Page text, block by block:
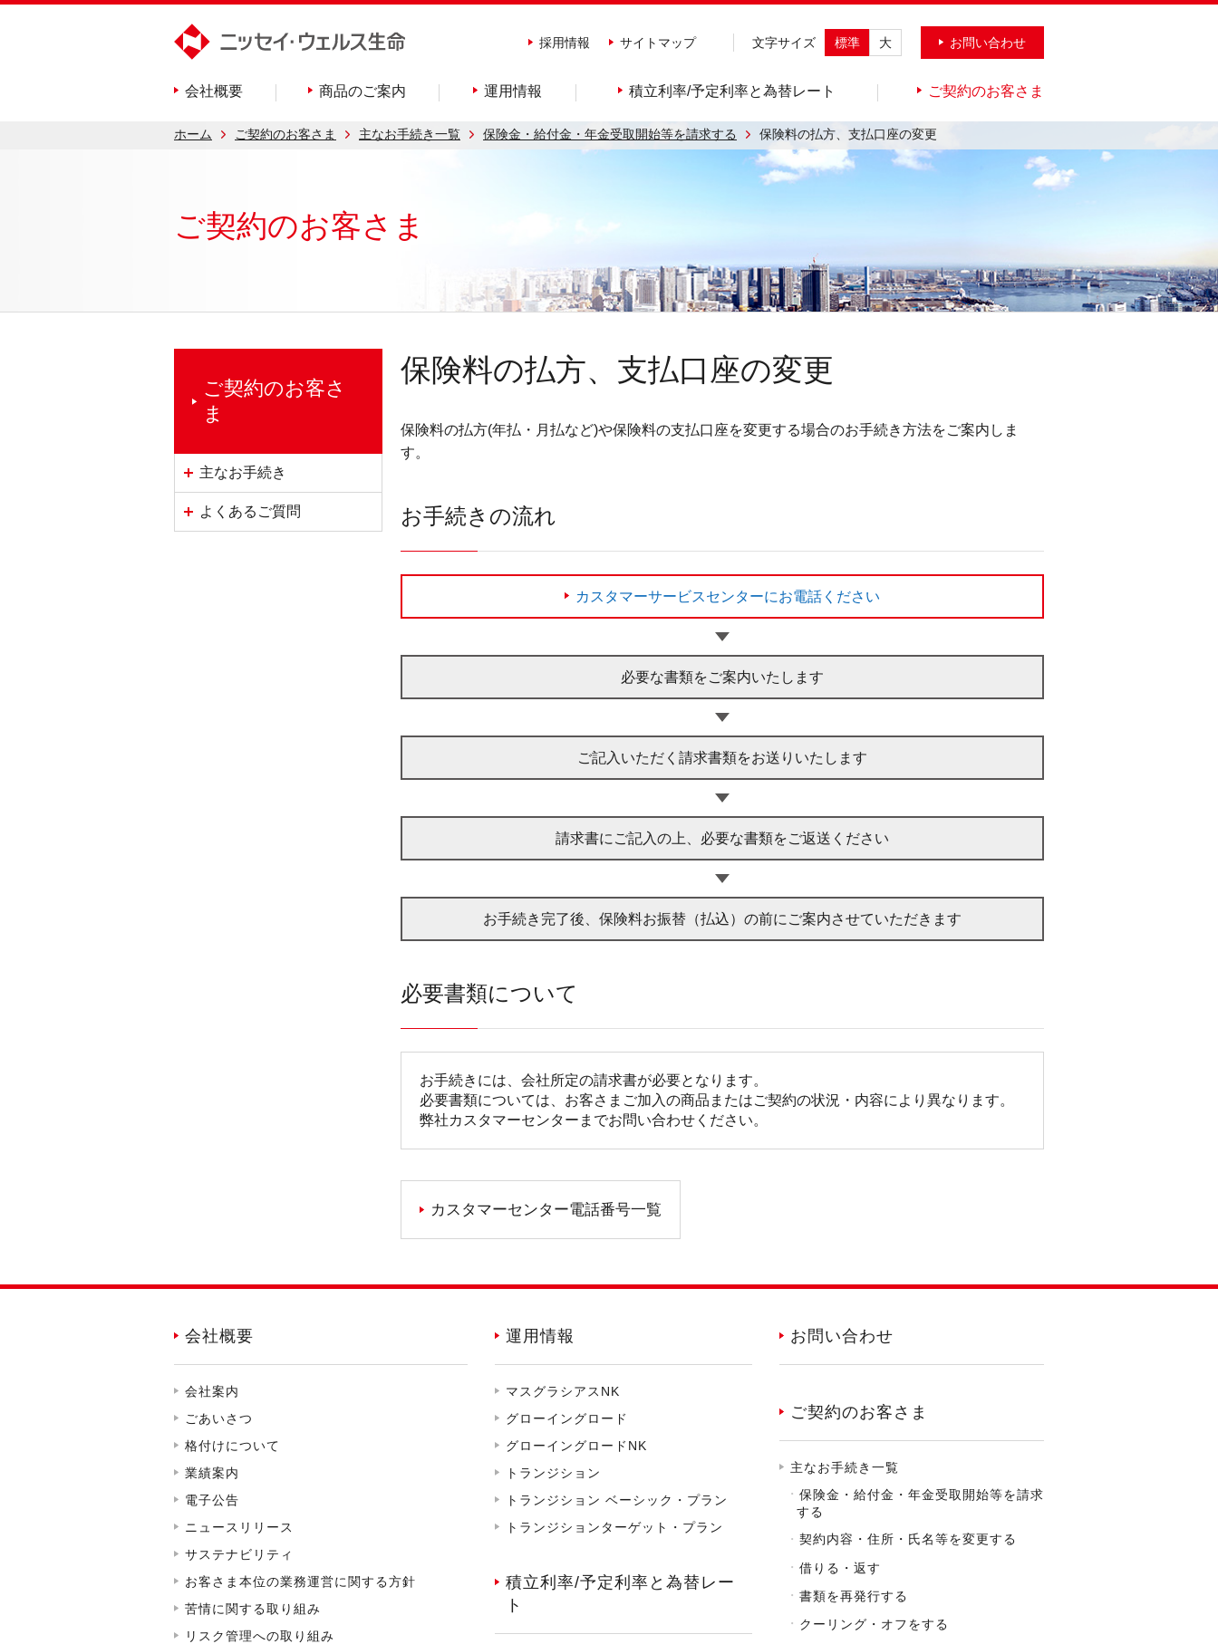
採用情報 サイトマップ 文字サイズ 標準 大 お問い合わせ
会社概要 商品のご案内 運用情報 積立利率/予定利率と為替レート ご契約のお客さま
ホーム ご契約のお客さま 主なお手続き一覧 保険金・給付金・年金受取開始等を請求する 保険料の払方、支払口座の変更
ご契約のお客さま
保険料の払方、支払口座の変更
保険料の払方(年払・月払など)や保険料の支払口座を変更する場合のお手続き方法をご案内しま
す。
お手続きの流れ
カスタマーサービスセンターにお電話ください
必要な書類をご案内いたします
ご記入いただく請求書類をお送りいたします
請求書にご記入の上、必要な書類をご返送ください
お手続き完了後、保険料お振替（払込）の前にご案内させていただきます
必要書類について
お手続きには、会社所定の請求書が必要となります。
必要書類については、お客さまご加入の商品またはご契約の状況・内容により異なります。
弊社カスタマーセンターまでお問い合わせください。
カスタマーセンター電話番号一覧
ご契約のお客さ
ま
主なお手続き
よくあるご質問
会社概要
会社案内
ごあいさつ
格付けについて
業績案内
電子公告
ニュースリリース
サステナビリティ
お客さま本位の業務運営に関する方針
苦情に関する取り組み
リスク管理への取り組み
運用情報
マスグラシアスNK
グローイングロード
グローイングロードNK
トランジション
トランジション ベーシック・プラン
トランジションターゲット・プラン
積立利率/予定利率と為替レー
ト
お問い合わせ
ご契約のお客さま
主なお手続き一覧
保険金・給付金・年金受取開始等を請求
する
契約内容・住所・氏名等を変更する
借りる・返す
書類を再発行する
クーリング・オフをする